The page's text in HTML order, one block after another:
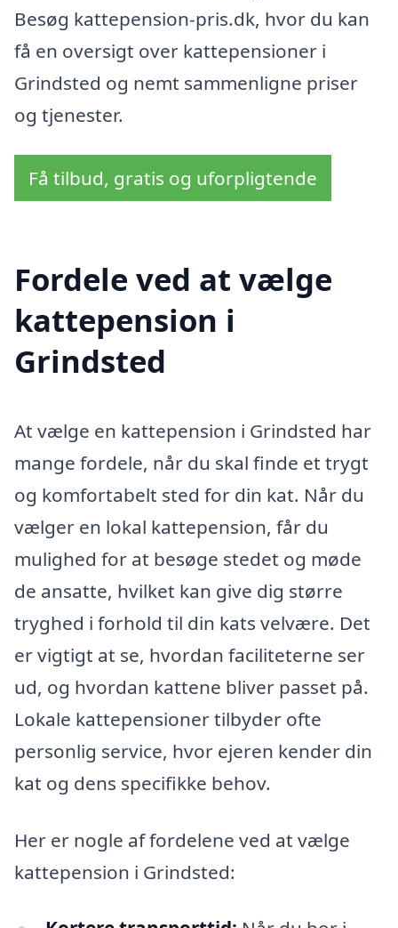
Besøg kattepension-pris.dk, hvor du kan
få en oversigt over kattepensioner i
Grindsted og nemt sammenligne priser
og tjenester.
Få tilbud, gratis og uforpligtende
Fordele ved at vælge
kattepension i
Grindsted
At vælge en kattepension i Grindsted har
mange fordele, når du skal finde et trygt
og komfortabelt sted for din kat. Når du
vælger en lokal kattepension, får du
mulighed for at besøge stedet og møde
de ansatte, hvilket kan give dig større
tryghed i forhold til din kats velvære. Det
er vigtigt at se, hvordan faciliteterne ser
ud, og hvordan kattene bliver passet på.
Lokale kattepensioner tilbyder ofte
personlig service, hvor ejeren kender din
kat og dens specifikke behov.
Her er nogle af fordelene ved at vælge
kattepension i Grindsted: